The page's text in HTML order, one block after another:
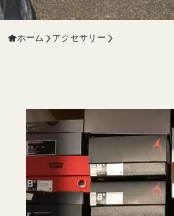
ホーム アクセサリー